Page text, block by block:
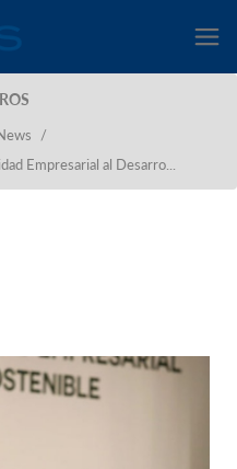
/
Empresarial al Desarro...